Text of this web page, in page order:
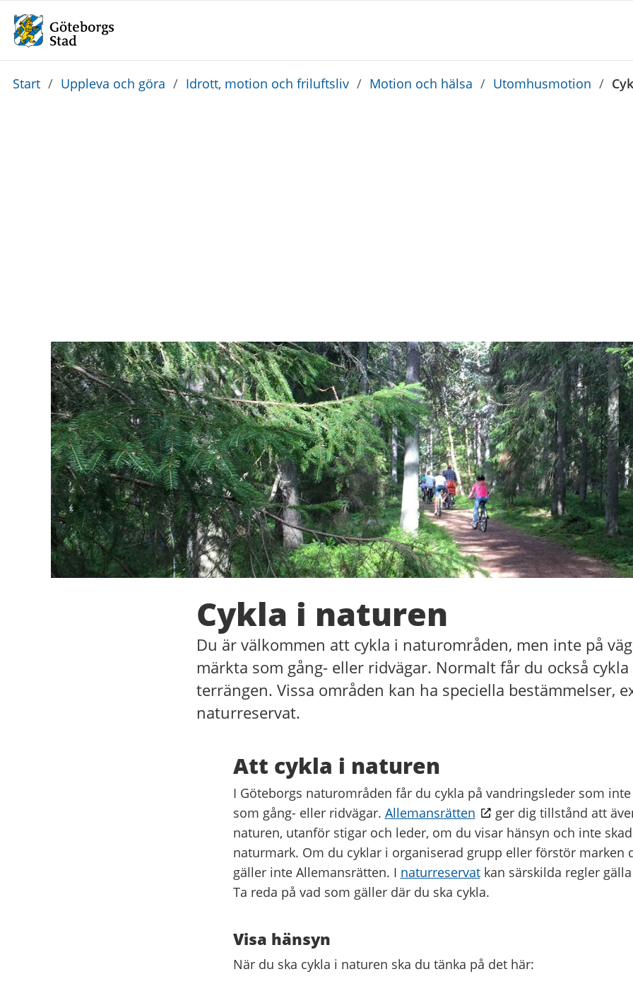
Du
Start / Uppleva och göra / Idrott, motion och friluftsliv / Motion och hälsa / Utomhusmotion /
Cykla i naturen
Du är välkommen att cykla i naturområden, men inte på
märkta som gång- eller ridvägar. Normalt får du också
terrängen. Vissa områden kan ha speciella bestämmelser,
naturreservat.
Att cykla i naturen
I Göteborgs naturområden får du cykla på vandringsleder som
som gång- eller ridvägar. Allemansrätten
ger dig tillstånd att
naturen, utanför stigar och leder, om du visar hänsyn och inte
naturmark. Om du cyklar i organiserad grupp eller förstör marken
gäller inte Allemansrätten. I naturreservatkan särskilda regler
Ta reda på vad som gäller där du ska cykla.
Visa hänsyn
När du ska cykla i naturen ska du tänka på det här: